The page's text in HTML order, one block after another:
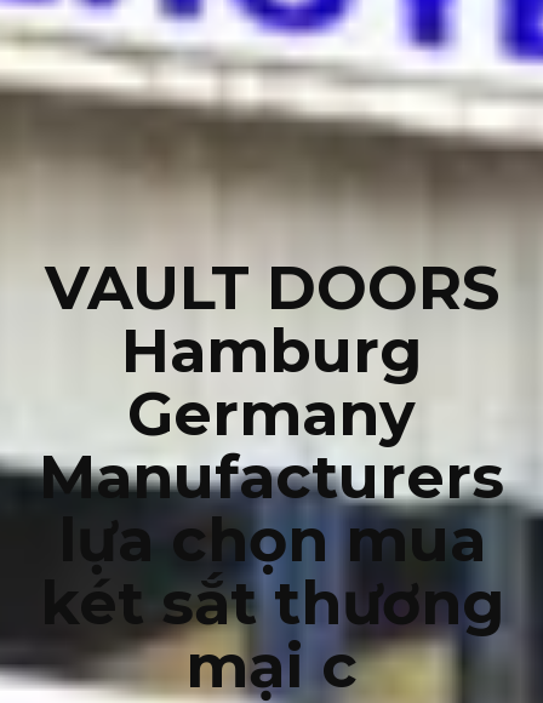
VAULT DOORS
Hamburg
Germany
Manufacturers
lựa chọn mua
két sắt thương
mại c